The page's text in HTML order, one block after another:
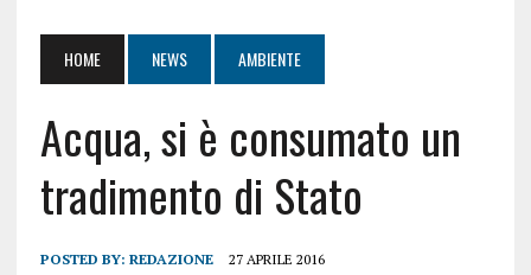
HOME NEWS AMBIENTE
Acqua, si è consumato un
tradimento di Stato
POSTED BY: REDAZIONE 27 APRILE 2016